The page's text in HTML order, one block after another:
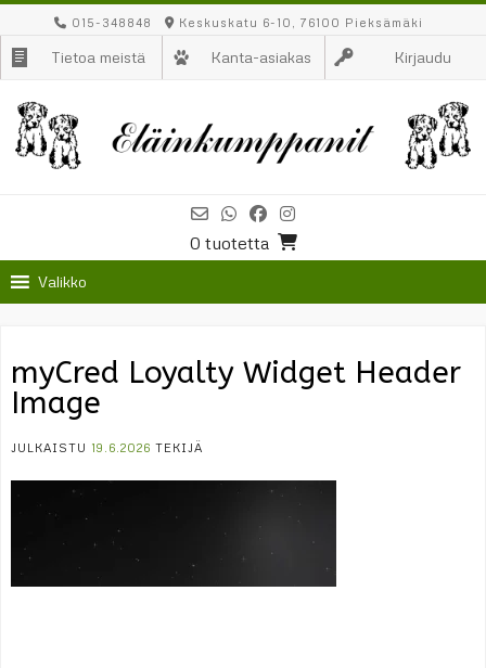
to
content
015-348848 Keskuskatu 6-10, 76100 Pieksämäki
Tietoa meistä Kanta-asiakas Kirjaudu
0 tuotetta
Valikko
myCred Loyalty Widget Header
Image
JULKAISTU 19.6.2026 TEKIJÄ